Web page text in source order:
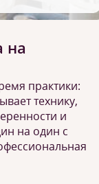
на
практики:
технику,
и
на один с